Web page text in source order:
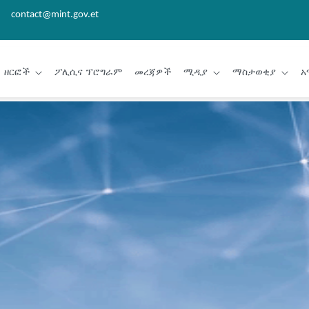
contact@mint.gov.et
ዘርፎች ፖሊሲና ፕሮግራም መረጃዎች ሚዲያ ማስታወቂያ